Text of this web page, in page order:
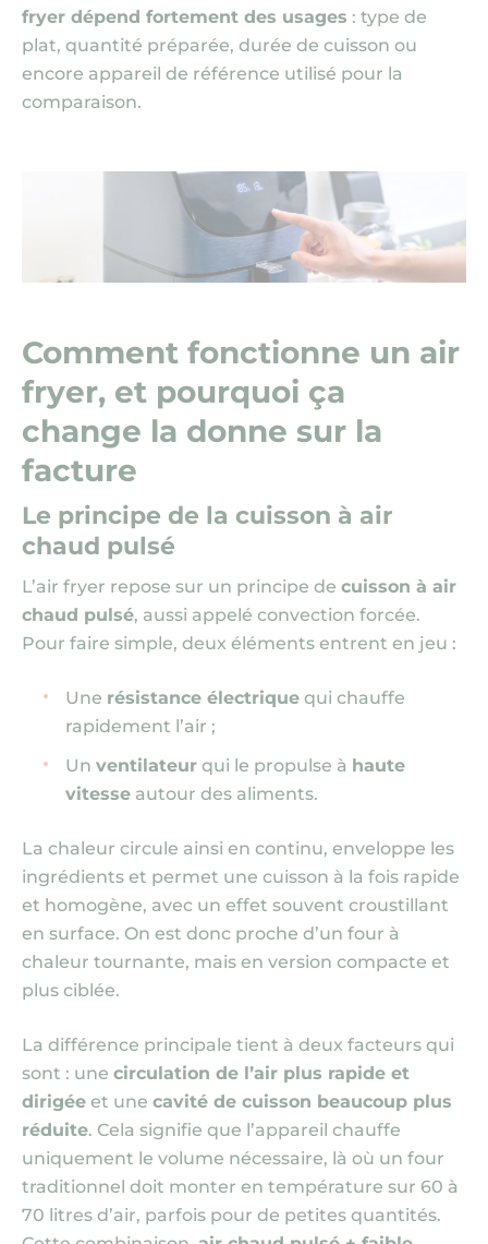
fryer dépend fortement des usages : type de
plat, quantité préparée, durée de cuisson ou
encore appareil de référence utilisé pour la
comparaison.
Comment fonctionne un air
fryer, et pourquoi ça
change la donne sur la
facture
Le principe de la cuisson à air
chaud pulsé
L’air fryer repose sur un principe de cuisson à air
chaud pulsé, aussi appelé convection forcée.
Pour faire simple, deux éléments entrent en jeu :
Une résistance électrique qui chauffe
rapidement l’air ;
Un ventilateur qui le propulse à haute
vitesse autour des aliments.
La chaleur circule ainsi en continu, enveloppe les
ingrédients et permet une cuisson à la fois rapide
et homogène, avec un effet souvent croustillant
en surface. On est donc proche d’un four à
chaleur tournante, mais en version compacte et
plus ciblée.
La différence principale tient à deux facteurs qui
sont : une circulation de l’air plus rapide et
dirigée et une cavité de cuisson beaucoup plus
réduite. Cela signifie que l’appareil chauffe
uniquement le volume nécessaire, là où un four
traditionnel doit monter en température sur 60 à
70 litres d’air, parfois pour de petites quantités.